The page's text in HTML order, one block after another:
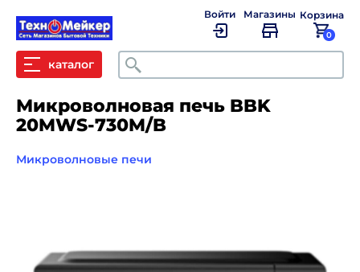
каталог Поиск
Войти Магазины Корзина
0
Микроволновая печь BBK
20MWS-730M/B
Микроволновые печи